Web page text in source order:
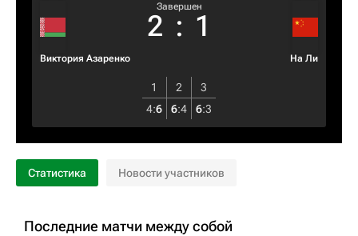
Виктория Азаренко
Завершен
2 : 1
На Ли
1 2
3
4:6 6:4 6:3
Статистика Новости участников
Последние матчи между собой